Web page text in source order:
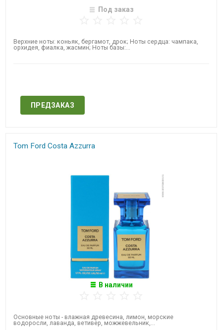
Под заказ
Верхние ноты: коньяк, бергамот, дрок; Ноты сердца: чампака,
орхидея, фиалка, жасмин; Ноты базы:...
ПРЕДЗАКАЗ
Tom Ford Costa Azzurra
В наличии
Основные ноты - влажная древесина, лимон, морские
водоросли, лаванда, ветивер, можжевельник,...